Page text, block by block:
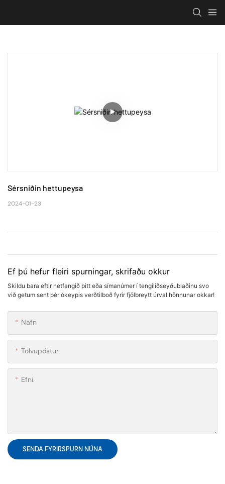
Sérsniðin hettupeysa
2024-01-23
Ef þú hefur fleiri spurningar, skrifaðu okkur
Skildu bara eftir netfangið þitt eða símanúmer í tengiliðseyðublaðinu svo
við getum sent þér ókeypis verðtilboð fyrir fjölbreytt úrval hönnunar okkar!
Nafn
Tölvupóstur
Efni.
SENDA FYRIRSPURN NÚNA